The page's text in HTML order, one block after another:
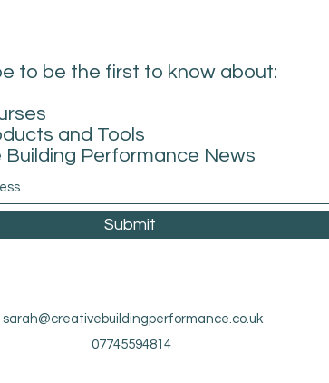
to be the first to know about:
and Tools
Building Performance News
Submit
sarah@creativebuildingperformance.co.uk
07745594814